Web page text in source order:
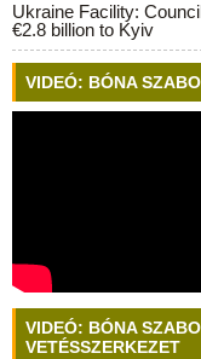
Ukraine Facility:
€2.8 billion to Kyiv
VIDEÓ: BÓNA
VIDEÓ: BÓNA
VETÉSSZERKEZET